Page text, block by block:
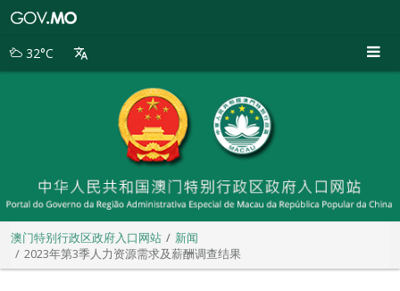
别
32°C
澳门特别行政区政府入口网站
新闻
2023年第3季人力资源需求及薪酬调查结果